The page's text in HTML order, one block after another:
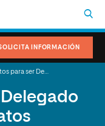
INFORMACIÓN